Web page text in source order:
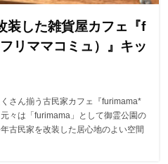
装した雑貨屋カフェ『f
リママコミュ）』キッ
さん揃う古民家カフェ『furimama*
々は「furimama」として御霊公園の
古民家を改装した居心地のよい空間